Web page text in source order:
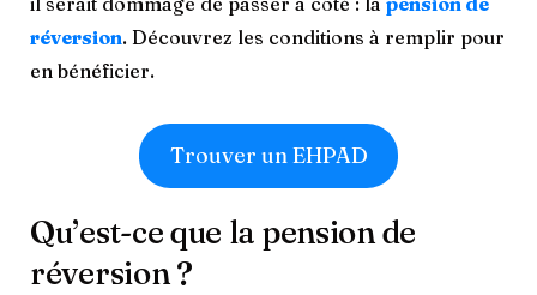
réversion. Découvrez les conditions à remplir pour
en bénéficier.
Trouver un EHPAD
Qu’est-ce que la pension de
réversion ?